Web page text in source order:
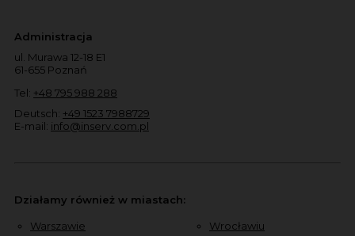
Administracja
ul. Murawa 12-18 E1
61-655 Poznań
Tel: +48 795 988 288
Deutsch: +49 1523 7988729
E-mail: info@inserv.com.pl
Działamy również w miastach:
Warszawie
Wrocławiu